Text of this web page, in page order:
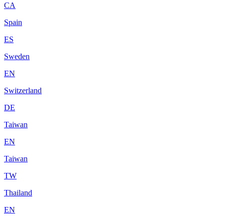
CA
Spain
ES
Sweden
EN
Switzerland
DE
Taiwan
EN
Taiwan
TW
Thailand
EN